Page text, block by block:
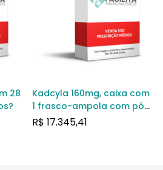
28
Kadcyla 160mg, caixa com
1 frasco-ampola com pó
para solução de uso
R$ 17.345,41